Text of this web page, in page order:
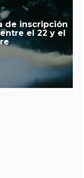
de inscripción
el 22 y el